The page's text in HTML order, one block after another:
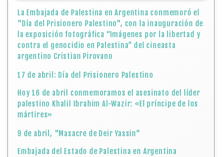
La Embajada de Palestina en Argentina conmemoró el
"Día del Prisionero Palestino", con la inauguración de
la exposición fotográfica “Imágenes por la libertad y
contra el genocidio en Palestina” del cineasta
argentino Cristian Pirovano
17 de abril: Día del Prisionero Palestino
Hoy 16 de abril conmemoramos el asesinato del líder
palestino Khalil Ibrahim Al-Wazir: «El príncipe de los
mártires»
9 de abril, "Masacre de Deir Yassin"
Embajada del Estado de Palestina en Argentina